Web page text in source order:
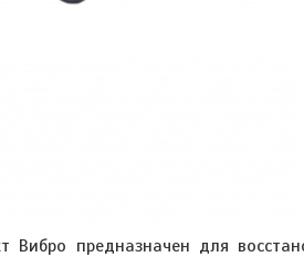
Вибро предназначен для